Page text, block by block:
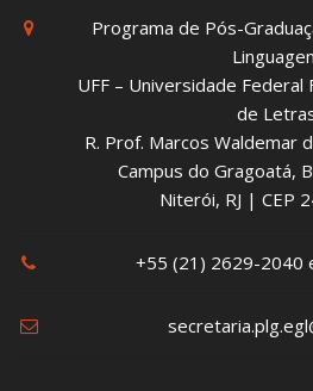
Programa de Pós-
UFF – Universidade
de
R. Prof. Marcos Waldemar
Campus do Gragoatá,
Niterói, RJ | CEP
+55 (21) 2629-2040